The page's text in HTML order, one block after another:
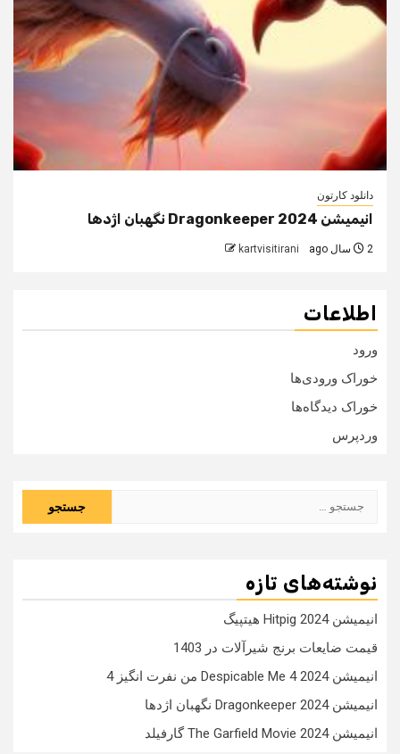
دانلود کارتون
انیمیشن Dragonkeeper 2024 نگهبان اژدها
2 سال ago kartvisitirani
اطلاعات
ورود
خوراک ورودی‌ها
خوراک دیدگاه‌ها
وردپرس
نوشته‌های تازه
انیمیشن Hitpig 2024 هیتپیگ
قیمت ضایعات برنج شیرآلات در 1403
انیمیشن Despicable Me 4 2024 من نفرت انگیز 4
انیمیشن Dragonkeeper 2024 نگهبان اژدها
انیمیشن The Garfield Movie 2024 گارفیلد